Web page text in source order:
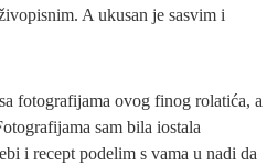
A ukusan je sasvim i
fotografijama ovog finog rolatića, a
sam bila iostala
i recept podelim s vama u nadi da